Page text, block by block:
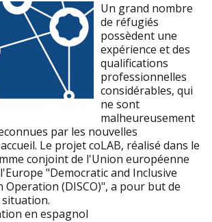
Un grand nombre
de réfugiés
possèdent une
expérience et des
qualifications
professionnelles
considérables, qui
ne sont
malheureusement
par les nouvelles
Le projet coLAB, réalisé dans le
conjoint de l'Union européenne
"Democratic and Inclusive
Operation (DISCO)", a pour but de
en espagnol